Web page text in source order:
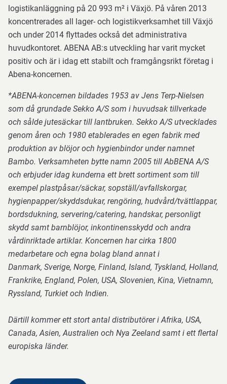
logistikanläggning på 20 993 m² i Växjö. På våren 2013
koncentrerades all lager- och logistikverksamhet till Växjö
och under 2014 flyttades också det administrativa
huvudkontoret. ABENA AB:s utveckling har varit mycket
positiv och är i idag ett stabilt och framgångsrikt företag i
Abena-koncernen.
*ABENA-koncernen bildades 1953 av Jens Terp-Nielsen
som då grundade Sekko A/S som i huvudsak tillverkade
och sålde jutesäckar till lantbruken. Sekko A/S utvecklades
genom åren och 1980 etablerades en egen fabrik med
produktion av blöjor och hygienbindor under namnet
Bambo. Verksamheten bytte namn 2005 till AbBENA A/S
och erbjuder idag kunderna ett brett sortiment som till
exempel plastpåsar/säckar, sopställ/avfallskorgar,
hygienpapper/skyddsdukar, rengöring, hudvård/tvättlappar,
bordsdukning, servering/catering, handskar, personligt
skydd samt barnblöjor, inkontinensskydd och andra
vårdinriktade artiklar. Koncernen har cirka 1800
medarbetare och egna bolag bland annat i
Danmark, Sverige, Norge, Finland, Island, Tyskland, Holland,
Frankrike, England, Polen, USA, Slovenien, Kina, Vietnamn,
Ryssland, Turkiet och Indien.
Därtill kommer ett stort antal distributörer i Afrika, USA,
Canada, Asien, Australien och Nya Zeeland samt i ett flertal
europiska länder.